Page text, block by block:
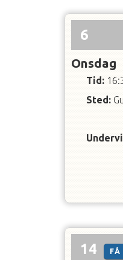
6
Onsdag
Tid:
Sted:
14